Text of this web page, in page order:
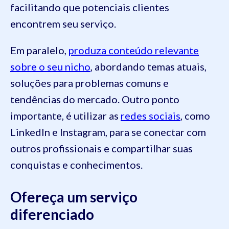
facilitando que potenciais clientes
encontrem seu serviço.
Em paralelo, produza conteúdo relevante
sobre o seu nicho , abordando temas atuais,
soluções para problemas comuns e
tendências do mercado. Outro ponto
importante, é utilizar as redes sociais , como
LinkedIn e Instagram, para se conectar com
outros profissionais e compartilhar suas
conquistas e conhecimentos.
Ofereça um serviço
diferenciado